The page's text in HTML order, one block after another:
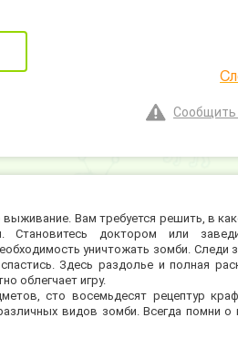
Сообщить
Вам требуется решить, в
Становитесь доктором или
уничтожать зомби. Следи
Здесь раздолье и полная
облегчает игру.
сто восемьдесят рецептур
видов зомби. Всегда помни о